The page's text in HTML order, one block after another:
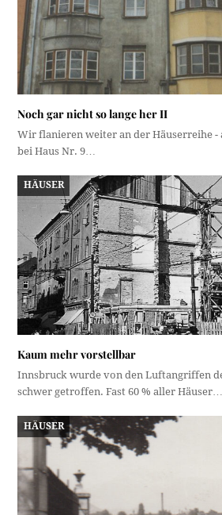
Noch gar nicht so lange her II
Wir flanieren weiter an der Häuserreihe -
bei Haus Nr. 9…
HÄUSER
Kaum mehr vorstellbar
Innsbruck wurde von den Luftangriffen
schwer getroffen. Fast 60 % aller Häuser…
HÄUSER